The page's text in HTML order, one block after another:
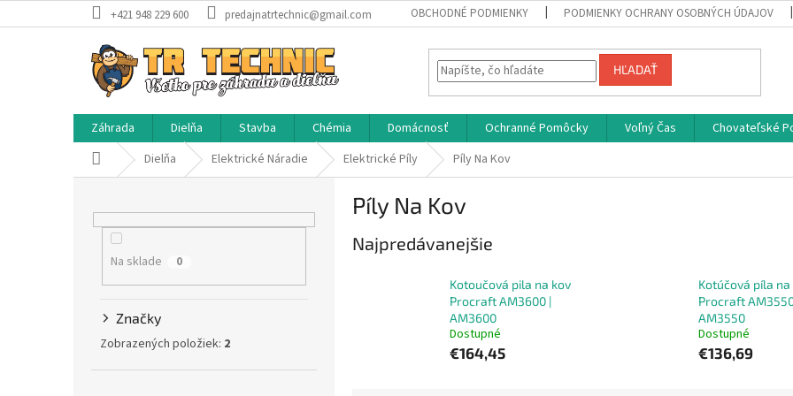
na
+421 948 229 600 predajnatrtechnic@gmail.com OBCHODNÉ PODMIENKY PODMIENKY OCHRANY OSOBNÝCH ÚDAJOV
HĽADAŤ
Záhrada Dielňa Stavba Chémia Domácnosť Ochranné Pomôcky Voľný Čas Chovateľské
DomovDielňa Elektrické Náradie Elektrické Píly Píly Na Kov
Na sklade 0
Značky
Zobrazených položiek: 2
Píly Na Kov
Najpredávanejšie
Kotoučová pila na kov
Procraft AM3600 |
AM3600
Dostupné
€164,45
Kotúčová píla na
Procraft
AM3550
Dostupné
€136,69